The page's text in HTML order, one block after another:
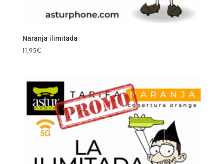
Naranja ilimitada
11,95€